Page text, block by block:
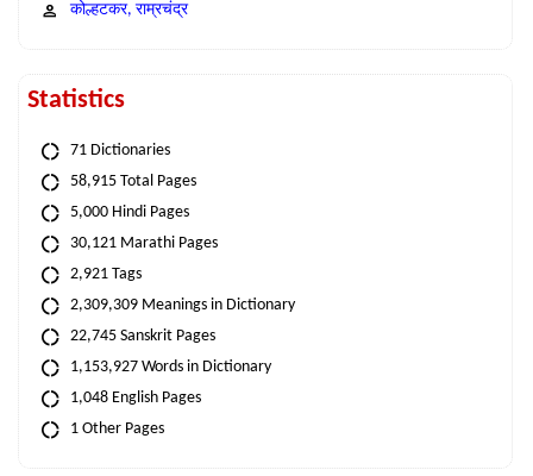
कोल्हटकर, राम्रचंद्र
Statistics
71 Dictionaries
58,915 Total Pages
5,000 Hindi Pages
30,121 Marathi Pages
2,921 Tags
2,309,309 Meanings in Dictionary
22,745 Sanskrit Pages
1,153,927 Words in Dictionary
1,048 English Pages
1 Other Pages